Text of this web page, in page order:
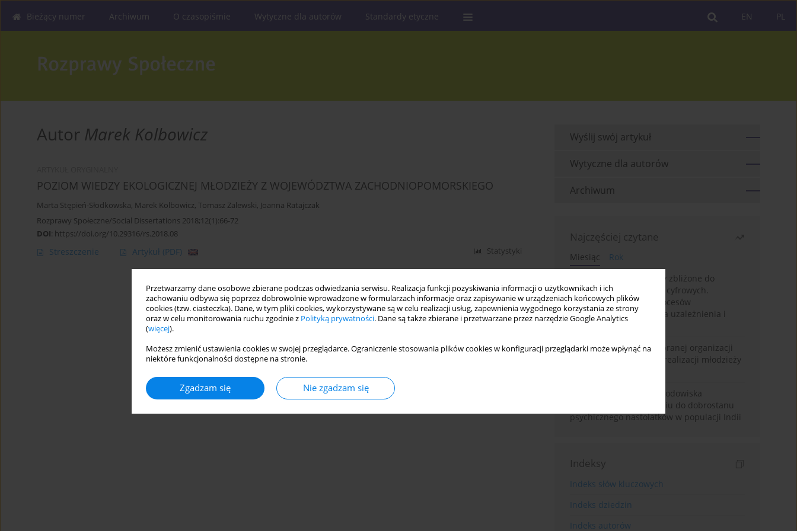
Przetwarzamy dane osobowe zbierane podczas odwiedzania serwisu. Realizacja funkcji pozyskiwania informacji o użytkownikach i ich
zachowaniu odbywa się poprzez dobrowolnie wprowadzone w formularzach informacje oraz zapisywanie w urządzeniach końcowych plików
cookies (tzw. ciasteczka). Dane, w tym pliki cookies, wykorzystywane są w celu realizacji usług, zapewnienia wygodnego korzystania ze strony
oraz w celu monitorowania ruchu zgodnie z Polityką prywatności. Dane są także zbierane i przetwarzane przez narzędzie Google Analytics
(więcej).
Możesz zmienić ustawienia cookies w swojej przeglądarce. Ograniczenie stosowania plików cookies w konfiguracji przeglądarki może wpłynąć na
niektóre funkcjonalności dostępne na stronie.
Zgadzam się Nie zgadzam się
PL
EN
Bieżący numer Archiwum O czasopiśmie Wytyczne dla autorów Standardy etyczne
Autor Marek Kolbowicz
POZIOM WIEDZY EKOLOGICZNEJ MŁODZIEŻY Z WOJEWÓDZTWA ZACHODNIOPOMORSKIEGO
Marta Stępień-Słodkowska, Marek Kolbowicz, Tomasz Zalewski, Joanna Ratajczak
Rozprawy Społeczne/Social Dissertations 2018;12(1):66-72
DOI: https://doi.org/10.29316/rs.2018.08
Streszczenie Artykuł (PDF) Statystyki
Wyślij swój artykuł
Wytyczne dla autorów
Archiwum
Najczęściej czytane
Miesiąc
Rok
Loot boxy – mechanizmy zbliżone do
hazardu ukryte w grach cyfrowych.
Narracyjny przegląd procesów
psychologicznych, ryzyka uzależnienia i
regulacji prawnych
Znaczenie wsparcia wybranej organizacji
pozarządowej dla samorealizacji młodzieży
Badanie osobowości i środowiska
rodzinnego w odniesieniu do dobrostanu
psychicznego nastolatków w populacji Indii
Indeksy
Indeks słów kluczowych
Indeks dziedzin
Indeks autorów